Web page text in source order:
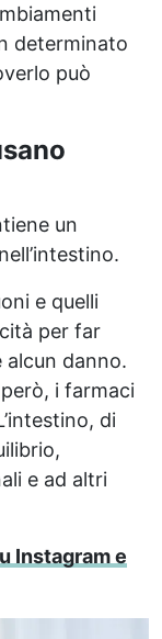
determinato
può
un
e quelli
per far
alcun danno.
i farmaci
di
e ad altri
Instagram e